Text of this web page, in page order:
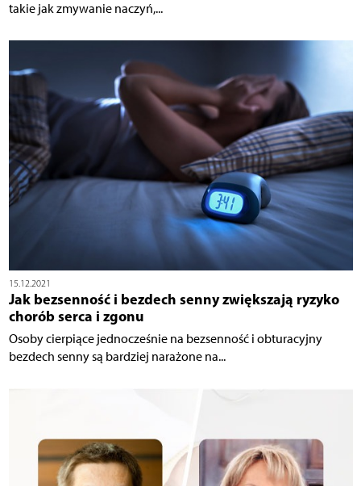
takie jak zmywanie naczyń,...
15.12.2021
Jak bezsenność i bezdech senny zwiększają ryzyko
chorób serca i zgonu
Osoby cierpiące jednocześnie na bezsenność i obturacyjny
bezdech senny są bardziej narażone na...